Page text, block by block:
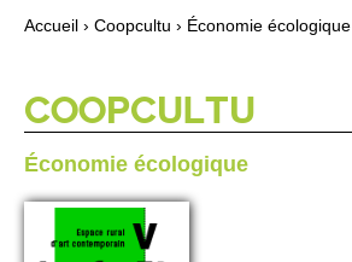
Accueil › Co­opcultu › Écono­mie éco­logique
CO­OPCULTU
Écono­mie éco­logique
n
r
i
n
i